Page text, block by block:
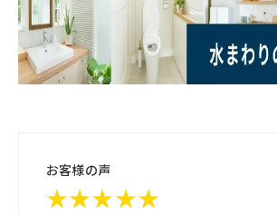
お客様の声
★★★★★